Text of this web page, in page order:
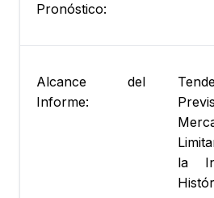
Pronóstico:
Alcance del
Informe:
la